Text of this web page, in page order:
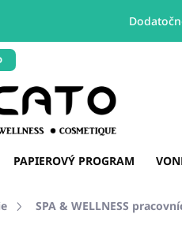
PAPIEROVÝ PROGRAM
SPA & WELLNESS